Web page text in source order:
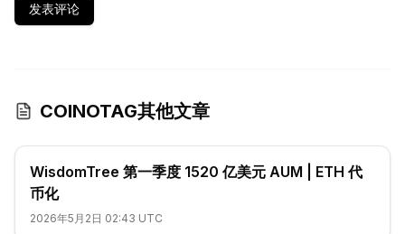
发表评论
COINOTAG其他文章
WisdomTree 第一季度 1520 亿美元 AUM | ETH 代
币化
2026年5月2日 02:43 UTC